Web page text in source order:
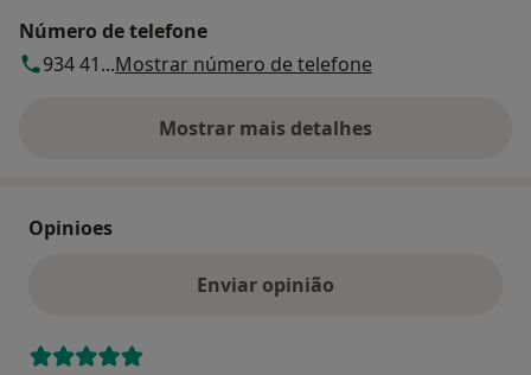
Número de telefone
934 41...Mostrar número de telefone
Mostrar mais detalhes
sobre o endereço
Opinioes
Enviar opinião